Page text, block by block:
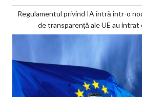
Regulamentul privind IA intră într-o
de transparență ale UE au intrat